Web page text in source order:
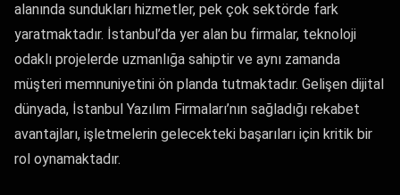
alanında sundukları hizmetler, pek çok sektörde fark
yaratmaktadır. İstanbul’da yer alan bu firmalar, teknoloji
odaklı projelerde uzmanlığa sahiptir ve aynı zamanda
müşteri memnuniyetini ön planda tutmaktadır. Gelişen dijital
dünyada, İstanbul Yazılım Firmaları’nın sağladığı rekabet
avantajları, işletmelerin gelecekteki başarıları için kritik bir
rol oynamaktadır.